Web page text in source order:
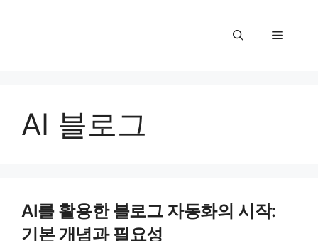
메
AI 블로그
AI를 활용한 블로그 자동화의 시작:
기본 개념과 필요성